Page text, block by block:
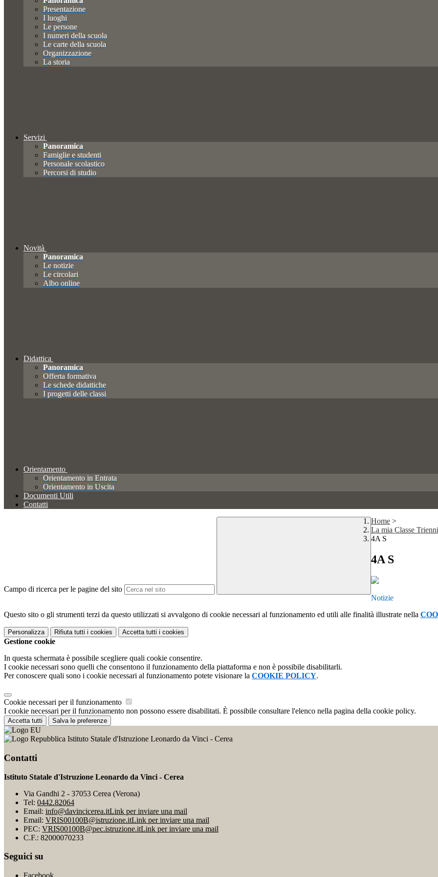
Presentazione
I luoghi
Le persone
I numeri della scuola
Le carte della scuola
Organizzazione
La storia
Servizi
Panoramica
Famiglie e studenti
Personale scolastico
Percorsi di studio
Novità
Panoramica
Le notizie
Le circolari
Albo online
Didattica
Panoramica
Offerta formativa
Le schede didattiche
I progetti delle classi
Orientamento
Orientamento in Entrata
Orientamento in Uscita
Documenti Utili
Contatti
Campo di ricerca per le pagine del sito
Home >
La mia Classe
4A S
4A S
Notizie
Questo sito o gli strumenti terzi da questo utilizzati si avvalgono di cookie necessari al funzionamento ed utili alle finalità illustrate nella
Personalizza Rifiuta tutti i cookies Accetta tutti i cookies
Gestione cookie
In questa schermata è possibile scegliere quali cookie consentire.
I cookie necessari sono quelli che consentono il funzionamento della piattaforma e non è possibile disabilitarli.
Per conoscere quali sono i cookie necessari al funzionamento potete visionare la COOKIE POLICY.
Cookie necessari per il funzionamento
I cookie necessari per il funzionamento non possono essere disabilitati. È possibile consultare l'elenco nella pagina della cookie policy.
Accetta tutti Salva le preferenze
Istituto Statale d'Istruzione Leonardo da Vinci - Cerea
Contatti
Istituto Statale d'Istruzione Leonardo da Vinci - Cerea
Via Gandhi 2 - 37053 Cerea (Verona)
Tel: 0442.82064
Email: info@davincicerea.itLink per inviare una mail
Email: VRIS00100B@istruzione.itLink per inviare una mail
PEC: VRIS00100B@pec.istruzione.itLink per inviare una mail
C.F.: 82000070233
Seguici su
Facebook